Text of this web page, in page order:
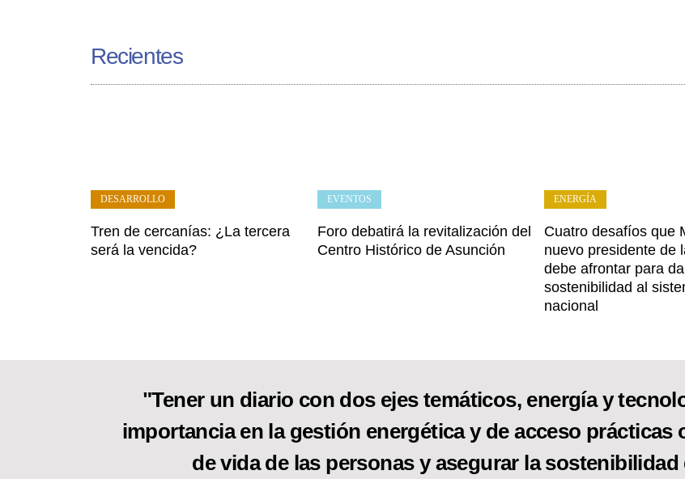
Recientes
Tren de cercanías: ¿La tercera
será la vencida?
DESARROLLO
Foro debatirá la revitalización del
Centro Histórico de Asunción
EVENTOS
Cuatro desafíos que
nuevo presidente de
debe afrontar para
sostenibilidad al
nacional
ENERGÍA
"Tener un diario con dos ejes temáticos, energía y
importancia en la gestión energética y de acceso prácticas
de vida de las personas y asegurar la